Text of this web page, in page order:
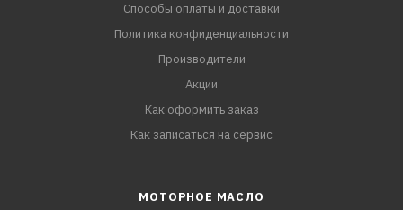
Способы оплаты и доставки
Политика конфиденциальности
Производители
Акции
Как оформить заказ
Как записаться на сервис
МОТОРНОЕ МАСЛО